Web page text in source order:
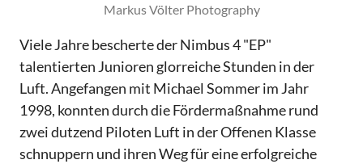
Markus Völter Photography
Viele Jahre bescherte der Nimbus 4 "EP"
talentierten Junioren glorreiche Stunden in der
Luft. Angefangen mit Michael Sommer im Jahr
1998, konnten durch die Fördermaßnahme rund
zwei dutzend Piloten Luft in der Offenen Klasse
schnuppern und ihren Weg für eine erfolgreiche